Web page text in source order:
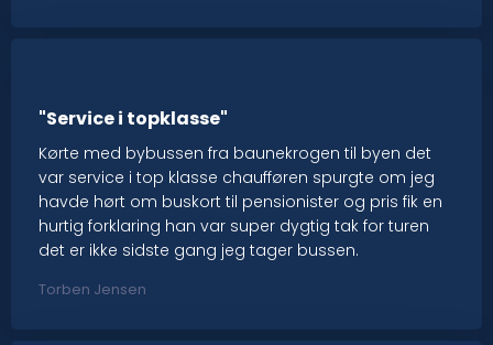
"Service i topklasse"
Kørte med bybussen fra baunekrogen til byen det
var service i top klasse chaufføren spurgte om jeg
havde hørt om buskort til pensionister og pris fik en
hurtig forklaring han var super dygtig tak for turen
det er ikke sidste gang jeg tager bussen.
Torben Jensen